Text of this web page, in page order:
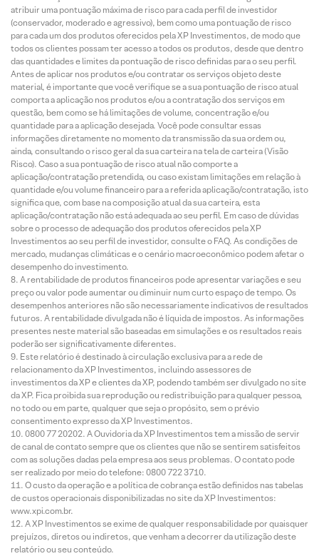
atribuir uma pontuação máxima de risco para cada perfil de investidor
(conservador, moderado e agressivo), bem como uma pontuação de risco
para cada um dos produtos oferecidos pela XP Investimentos, de modo que
todos os clientes possam ter acesso a todos os produtos, desde que dentro
das quantidades e limites da pontuação de risco definidas para o seu perfil.
Antes de aplicar nos produtos e/ou contratar os serviços objeto deste
material, é importante que você verifique se a sua pontuação de risco atual
comporta a aplicação nos produtos e/ou a contratação dos serviços em
questão, bem como se há limitações de volume, concentração e/ou
quantidade para a aplicação desejada. Você pode consultar essas
informações diretamente no momento da transmissão da sua ordem ou,
ainda, consultando o risco geral da sua carteira na tela de carteira (Visão
Risco). Caso a sua pontuação de risco atual não comporte a
aplicação/contratação pretendida, ou caso existam limitações em relação à
quantidade e/ou volume financeiro para a referida aplicação/contratação, isto
significa que, com base na composição atual da sua carteira, esta
aplicação/contratação não está adequada ao seu perfil. Em caso de dúvidas
sobre o processo de adequação dos produtos oferecidos pela XP
Investimentos ao seu perfil de investidor, consulte o FAQ. As condições de
mercado, mudanças climáticas e o cenário macroeconômico podem afetar o
desempenho do investimento.
A rentabilidade de produtos financeiros pode apresentar variações e seu
preço ou valor pode aumentar ou diminuir num curto espaço de tempo. Os
desempenhos anteriores não são necessariamente indicativos de resultados
futuros. A rentabilidade divulgada não é líquida de impostos. As informações
presentes neste material são baseadas em simulações e os resultados reais
poderão ser significativamente diferentes.
Este relatório é destinado à circulação exclusiva para a rede de
relacionamento da XP Investimentos, incluindo assessores de
investimentos da XP e clientes da XP, podendo também ser divulgado no site
da XP. Fica proibida sua reprodução ou redistribuição para qualquer pessoa,
no todo ou em parte, qualquer que seja o propósito, sem o prévio
consentimento expresso da XP Investimentos.
0800 77 20202. A Ouvidoria da XP Investimentos tem a missão de servir
de canal de contato sempre que os clientes que não se sentirem satisfeitos
com as soluções dadas pela empresa aos seus problemas. O contato pode
ser realizado por meio do telefone: 0800 722 3710.
O custo da operação e a política de cobrança estão definidos nas tabelas
de custos operacionais disponibilizadas no site da XP Investimentos:
www.xpi.com.br.
A XP Investimentos se exime de qualquer responsabilidade por quaisquer
prejuízos, diretos ou indiretos, que venham a decorrer da utilização deste
relatório ou seu conteúdo.